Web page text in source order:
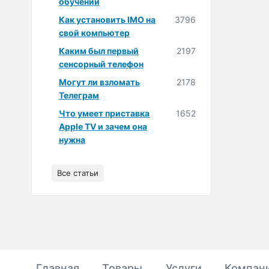
Как установить IMO на
свой компьютер
3796
Каким был первый
сенсорный телефон
2197
Могут ли взломать
Телеграм
2178
Что умеет приставка
Apple TV и зачем она
нужна
1652
Все статьи